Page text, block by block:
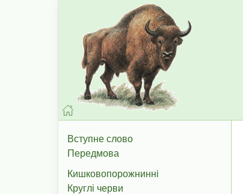
Вступне слово
Передмова
Кишковопорожнинні
Круглі черви